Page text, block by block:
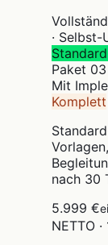
·
Paket 03
Mit
Komplett
nach 30
5.999 €
NETTO